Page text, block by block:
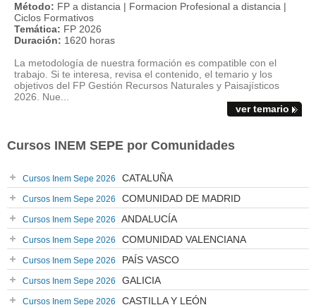
Método: FP a distancia | Formacion Profesional a distancia |
Ciclos Formativos
Temática: FP 2026
Duración: 1620 horas
La metodología de nuestra formación es compatible con el
trabajo. Si te interesa, revisa el contenido, el temario y los
objetivos del FP Gestión Recursos Naturales y Paisajísticos
2026. Nue...
ver temario
Cursos INEM SEPE por Comunidades
Cursos Inem Sepe 2026 CATALUÑA
Cursos Inem Sepe 2026 COMUNIDAD DE MADRID
Cursos Inem Sepe 2026 ANDALUCÍA
Cursos Inem Sepe 2026 COMUNIDAD VALENCIANA
Cursos Inem Sepe 2026 PAÍS VASCO
Cursos Inem Sepe 2026 GALICIA
Cursos Inem Sepe 2026 CASTILLA Y LEÓN